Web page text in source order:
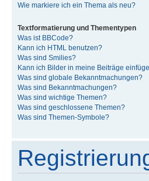
Wie markiere ich ein Thema als neu?
Textformatierung und Thementypen
Was ist BBCode?
Kann ich HTML benutzen?
Was sind Smilies?
Kann ich Bilder in meine Beiträge
Was sind globale Bekanntmachungen?
Was sind Bekanntmachungen?
Was sind wichtige Themen?
Was sind geschlossene Themen?
Was sind Themen-Symbole?